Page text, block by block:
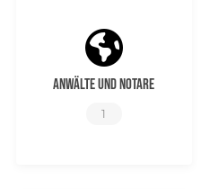
Anwälte und Notare
1